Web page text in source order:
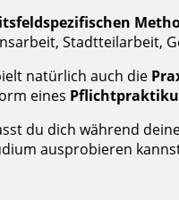
Stadtteilarbeit,
natürlich auch die
eines
du dich während
ausprobieren